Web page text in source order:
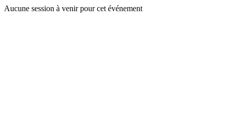
Aucune session à venir pour cet événement